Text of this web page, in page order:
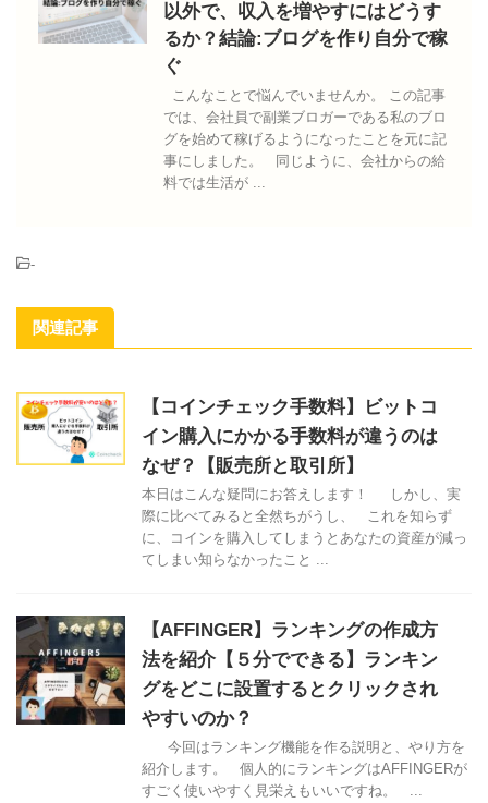
以外で、収入を増やすにはどうす
るか？結論:ブログを作り自分で稼
ぐ
こんなことで悩んでいませんか。 この記事
では、会社員で副業ブロガーである私のブロ
グを始めて稼げるようになったことを元に記
事にしました。 同じように、会社からの給
料では生活が ...
-
関連記事
【コインチェック手数料】ビットコ
イン購入にかかる手数料が違うのは
なぜ？【販売所と取引所】
本日はこんな疑問にお答えします！ しかし、実
際に比べてみると全然ちがうし、 これを知らず
に、コインを購入してしまうとあなたの資産が減っ
てしまい知らなかったこと ...
【AFFINGER】ランキングの作成方
法を紹介【５分でできる】ランキン
グをどこに設置するとクリックされ
やすいのか？
今回はランキング機能を作る説明と、やり方を
紹介します。 個人的にランキングはAFFINGERが
すごく使いやすく見栄えもいいですね。 ...